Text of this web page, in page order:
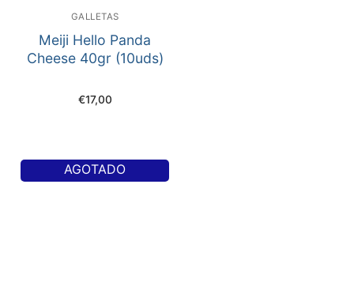
GALLETAS
Meiji Hello Panda
Cheese 40gr (10uds)
€17,00
AGOTADO